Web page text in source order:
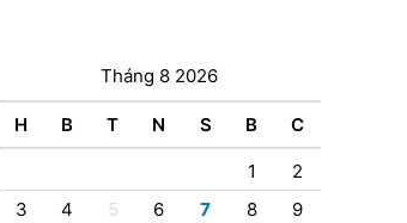
Tháng 8 2026
H B T N S B C
1
2
3
4 5 6 7 8 9